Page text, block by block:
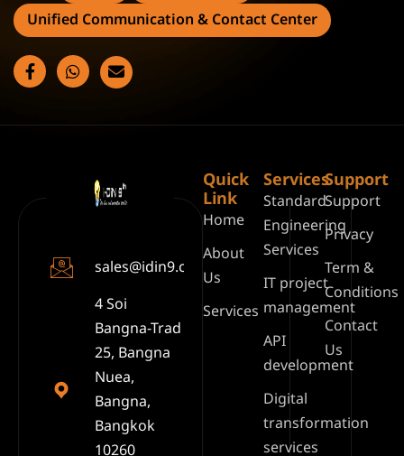
Unified Communication & Contact Center
sales@idin9.com
4 Soi
Bangna-Trad
25, Bangna
Nuea,
Bangna,
Bangkok
10260
Quick
Link
Home
About
Us
Services
Services
Standard
Engineering
Services
IT project
management
API
development
Digital
transformation
services
Support
Support
Privacy
Term &
Conditions
Contact
Us